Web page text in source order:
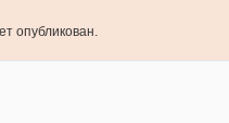
опубликован.